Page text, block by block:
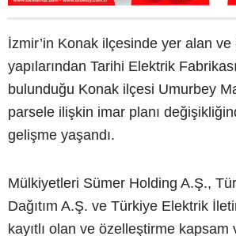
İzmir’in Konak ilçesinde yer alan
yapılarından Tarihi Elektrik
bulunduğu Konak ilçesi Umurbey
parsele ilişkin imar planı
gelişme yaşandı.
Mülkiyetleri Sümer Holding A.Ş.,
Dağıtım A.Ş. ve Türkiye Elektrik
kayıtlı olan ve özelleştirme kapsam